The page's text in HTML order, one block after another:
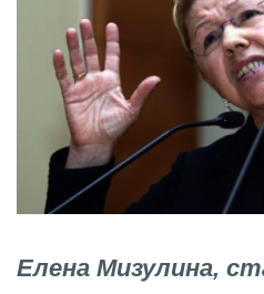
Елена Мизулина,